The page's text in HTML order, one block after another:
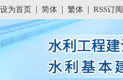
设为首页 简体 繁体 RSS订阅